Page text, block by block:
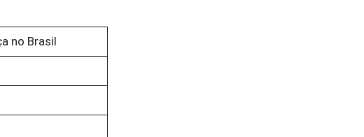
no Brasil